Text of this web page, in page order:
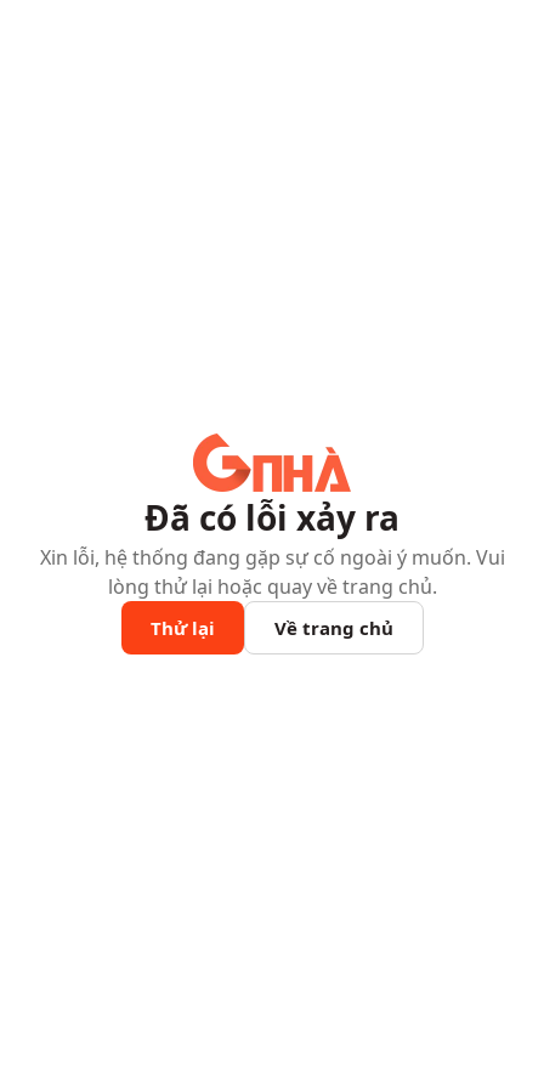
Đã có lỗi xảy ra
Xin lỗi, hệ thống đang gặp sự cố ngoài ý muốn. Vui
lòng thử lại hoặc quay về trang chủ.
Thử lại Về trang chủ